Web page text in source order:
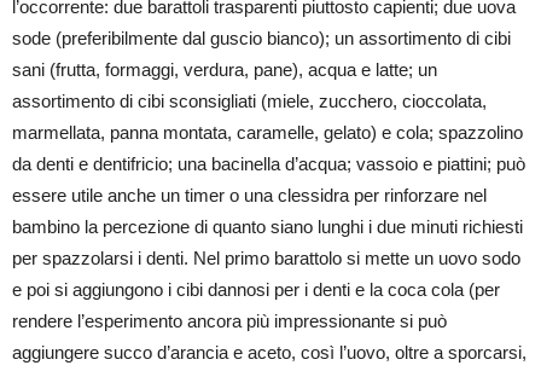
l’occorrente: due barattoli trasparenti piuttosto capienti; due uova
sode (preferibilmente dal guscio bianco); un assortimento di cibi
sani (frutta, formaggi, verdura, pane), acqua e latte; un
assortimento di cibi sconsigliati (miele, zucchero, cioccolata,
marmellata, panna montata, caramelle, gelato) e cola; spazzolino
da denti e dentifricio; una bacinella d’acqua; vassoio e piattini; può
essere utile anche un timer o una clessidra per rinforzare nel
bambino la percezione di quanto siano lunghi i due minuti richiesti
per spazzolarsi i denti. Nel primo barattolo si mette un uovo sodo
e poi si aggiungono i cibi dannosi per i denti e la coca cola (per
rendere l’esperimento ancora più impressionante si può
aggiungere succo d’arancia e aceto, così l’uovo, oltre a sporcarsi,